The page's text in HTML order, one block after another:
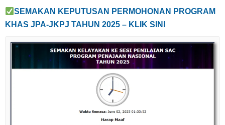
SEMAKAN KEPUTUSAN PERMOHONAN PROGRAM
KHAS JPA-JKPJ TAHUN 2025 – KLIK SINI